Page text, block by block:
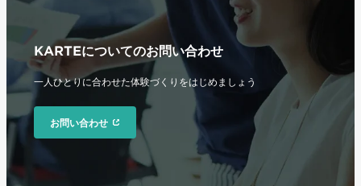
KARTEについてのお問い合わせ
一人ひとりに合わせた体験づくりをはじめましょう
お問い合わせ